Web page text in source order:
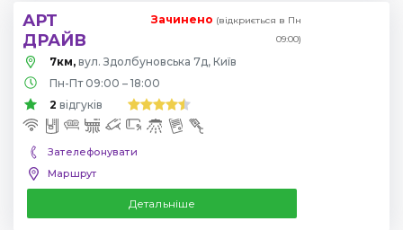
АРТ
ДРАЙВ
Зачинено (відкриється в Пн
09:00)
7км, вул. Здолбуновська 7д, Київ
Пн-Пт 09:00 – 18:00
2 відгуків
Зателефонувати
Маршрут
Детальніше